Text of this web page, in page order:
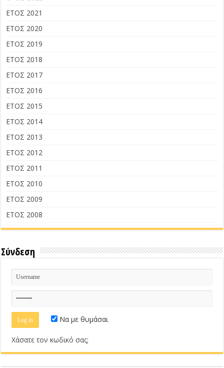
ΕΤΟΣ 2021
ΕΤΟΣ 2020
ΕΤΟΣ 2019
ΕΤΟΣ 2018
ΕΤΟΣ 2017
ΕΤΟΣ 2016
ΕΤΟΣ 2015
ΕΤΟΣ 2014
ΕΤΟΣ 2013
ΕΤΟΣ 2012
ΕΤΟΣ 2011
ΕΤΟΣ 2010
ΕΤΟΣ 2009
ΕΤΟΣ 2008
Σύνδεση
Να με θυμάσαι
Χάσατε τον κωδικό σας;